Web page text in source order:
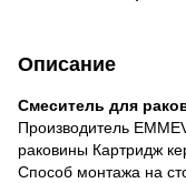
Описание
Смеситель для
Производитель
раковины Картридж
Способ монтажа на